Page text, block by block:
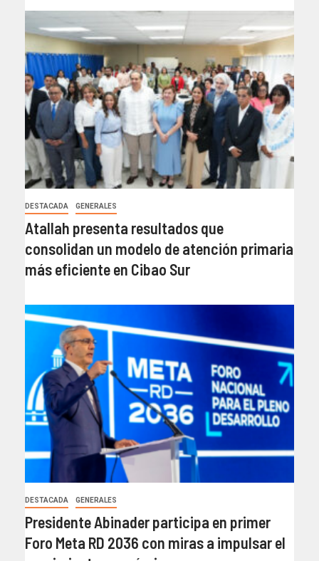
DESTACADA GENERALES
Atallah presenta resultados que
consolidan un modelo de atención primaria
más eficiente en Cibao Sur
DESTACADA GENERALES
Presidente Abinader participa en primer
Foro Meta RD 2036 con miras a impulsar el